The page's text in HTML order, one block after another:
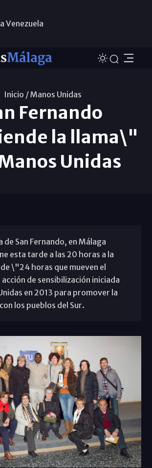
Venezuela
Inicio /Manos Unidas
Fernando
la llama\"
Unidas
de San Fernando, en Málaga
esta tarde a las 20 horas a la
\"24 horas que mueven el
de sensibilización iniciada
en 2013 para promover la
los pueblos del Sur.